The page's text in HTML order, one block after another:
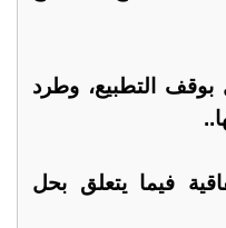
بوقف التطبيع، وطرد
من الإتفاقية فيما يتعلق بحل